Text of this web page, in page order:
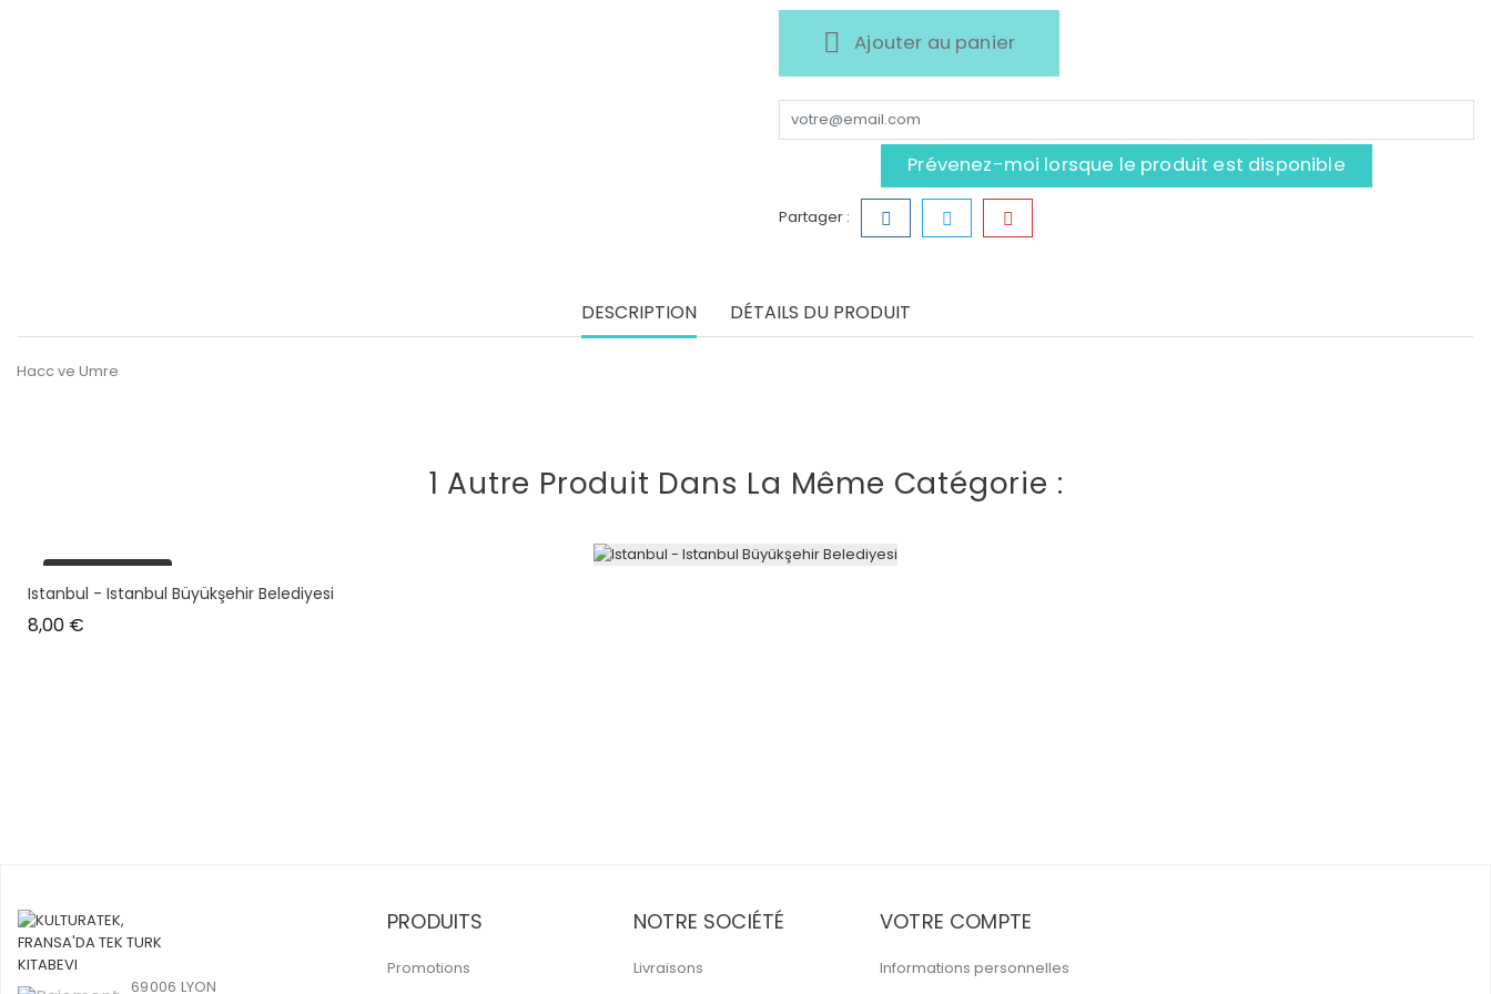
Ajouter au panier
Prévenez-moi lorsque le produit est disponible
Partager :
DESCRIPTION DÉTAILS DU PRODUIT
Hacc ve Umre
1 Autre Produit Dans La Même Catégorie :
plus en stock
Istanbul - Istanbul Büyükşehir Belediyesi
8,00 €
69006 LYON
PRODUITS
Promotions
NOTRE SOCIÉTÉ
Livraisons
VOTRE COMPTE
Informations personnelles